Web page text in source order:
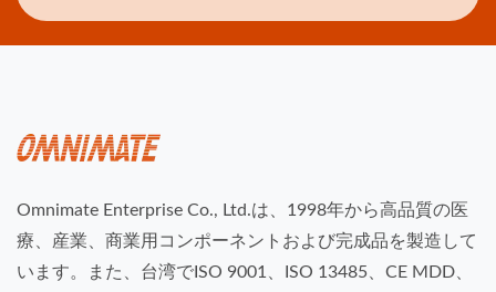
Omnimate Enterprise Co., Ltd.は、1998年から高品質の医
療、産業、商業用コンポーネントおよび完成品を製造して
います。また、台湾でISO 9001、ISO 13485、CE MDD、